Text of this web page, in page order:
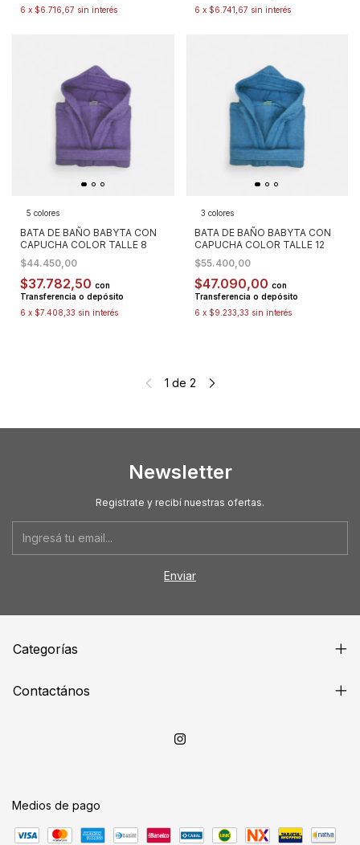
6 x $6.716,67 sin interés
6 x $6.741,67 sin interés
5 colores
BATA DE BAÑO BABYTA CON
CAPUCHA COLOR TALLE 8
$44.450,00
$37.782,50 con
Transferencia o depósito
6 x $7.408,33 sin interés
3 colores
BATA DE BAÑO BABYTA CON
CAPUCHA COLOR TALLE 12
$55.400,00
$47.090,00 con
Transferencia o depósito
6 x $9.233,33 sin interés
1 de 2
Newsletter
Registrate y recibí nuestras ofertas.
Categorías
Contactános
Medios de pago